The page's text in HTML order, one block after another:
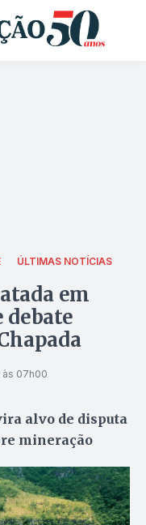
ÚLTIMAS NOTÍCIAS
em
debate
às 07h00
alvo de disputa
mineração